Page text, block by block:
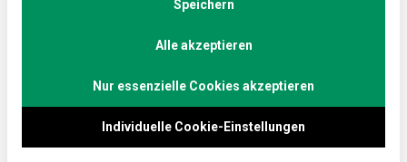
Speichern
Alle akzeptieren
Nur essenzielle Cookies akzeptieren
Individuelle Cookie-Einstellungen